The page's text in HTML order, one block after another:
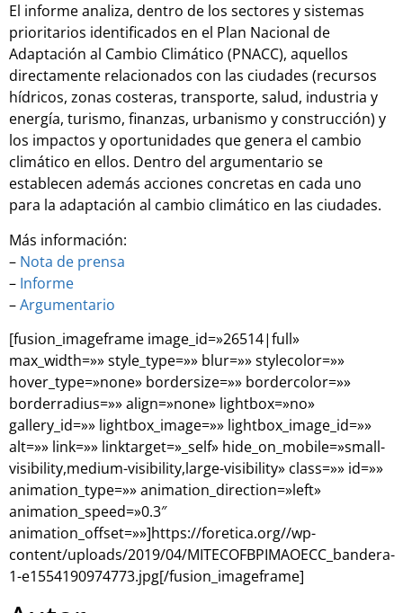
El informe analiza, dentro de los sectores y sistemas
prioritarios identificados en el Plan Nacional de
Adaptación al Cambio Climático (PNACC), aquellos
directamente relacionados con las ciudades (recursos
hídricos, zonas costeras, transporte, salud, industria y
energía, turismo, finanzas, urbanismo y construcción) y
los impactos y oportunidades que genera el cambio
climático en ellos. Dentro del argumentario se
establecen además acciones concretas en cada uno
para la adaptación al cambio climático en las ciudades.
Más información:
– Nota de prensa
– Informe
–Argumentario
[fusion_imageframe image_id=»26514|full»
max_width=»» style_type=»» blur=»» stylecolor=»»
hover_type=»none» bordersize=»» bordercolor=»»
borderradius=»» align=»none» lightbox=»no»
gallery_id=»» lightbox_image=»» lightbox_image_id=»»
alt=»» link=»» linktarget=»_self» hide_on_mobile=»small-
visibility,medium-visibility,large-visibility» class=»» id=»»
animation_type=»» animation_direction=»left»
animation_speed=»0.3″
animation_offset=»»]https://foretica.org//wp-
content/uploads/2019/04/MITECOFBPIMAOECC_bandera-
1-e1554190974773.jpg[/fusion_imageframe]